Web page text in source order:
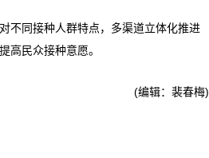
同接种人群特点，多渠道立体化推进
高民众接种意愿。
(编辑：裴春梅)